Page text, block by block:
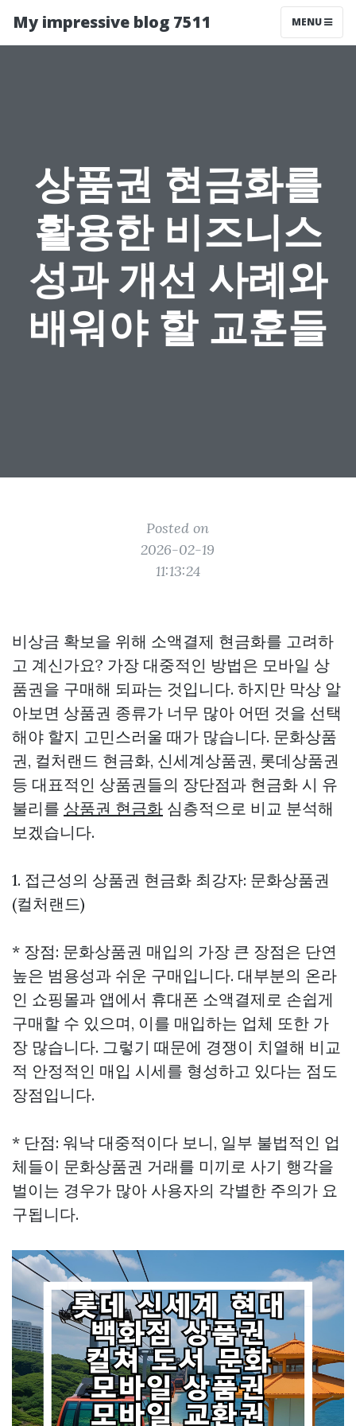
My impressive blog 7511 MENU
상품권 현금화를
활용한 비즈니스
성과 개선 사례와
배워야 할 교훈들
Posted on
2026-02-19
11:13:24
비상금 확보을 위해 소액결제 현금화를 고려하
고 계신가요? 가장 대중적인 방법은 모바일 상
품권을 구매해 되파는 것입니다. 하지만 막상 알
아보면 상품권 종류가 너무 많아 어떤 것을 선택
해야 할지 고민스러울 때가 많습니다. 문화상품
권, 컬처랜드 현금화, 신세계상품권, 롯데상품권
등 대표적인 상품권들의 장단점과 현금화 시 유
불리를 상품권 현금화 심층적으로 비교 분석해
보겠습니다.
1. 접근성의 상품권 현금화 최강자: 문화상품권
(컬처랜드)
* 장점: 문화상품권 매입의 가장 큰 장점은 단연
높은 범용성과 쉬운 구매입니다. 대부분의 온라
인 쇼핑몰과 앱에서 휴대폰 소액결제로 손쉽게
구매할 수 있으며, 이를 매입하는 업체 또한 가
장 많습니다. 그렇기 때문에 경쟁이 치열해 비교
적 안정적인 매입 시세를 형성하고 있다는 점도
장점입니다.
* 단점: 워낙 대중적이다 보니, 일부 불법적인 업
체들이 문화상품권 거래를 미끼로 사기 행각을
벌이는 경우가 많아 사용자의 각별한 주의가 요
구됩니다.